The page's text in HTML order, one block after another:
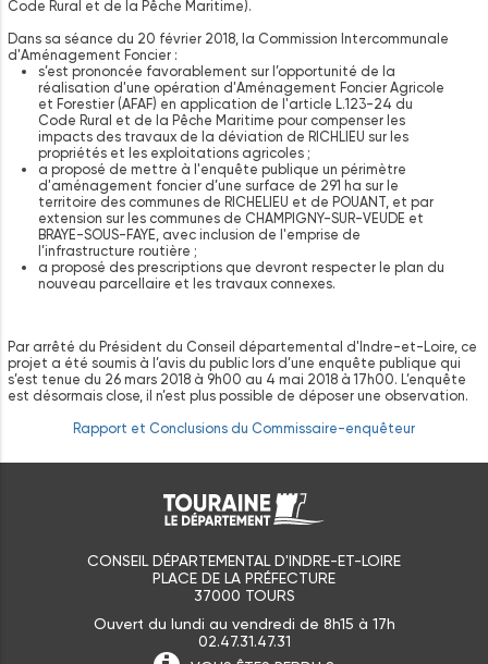
Code Rural et de la Pêche Maritime).
Dans sa séance du 20 février 2018, la Commission Intercommunale
d'Aménagement Foncier :
s’est prononcée favorablement sur l’opportunité de la
réalisation d'une opération d'Aménagement Foncier Agricole
et Forestier (AFAF) en application de l'article L.123-24 du
Code Rural et de la Pêche Maritime pour compenser les
impacts des travaux de la déviation de RICHLIEU sur les
propriétés et les exploitations agricoles ;
a proposé de mettre à l'enquête publique un périmètre
d'aménagement foncier d’une surface de 291 ha sur le
territoire des communes de RICHELIEU et de POUANT, et par
extension sur les communes de CHAMPIGNY-SUR-VEUDE et
BRAYE-SOUS-FAYE, avec inclusion de l'emprise de
l’infrastructure routière ;
a proposé des prescriptions que devront respecter le plan du
nouveau parcellaire et les travaux connexes.
Par arrêté du Président du Conseil départemental d'Indre-et-Loire, ce
projet a été soumis à l’avis du public lors d’une enquête publique qui
s’est tenue du 26 mars 2018 à 9h00 au 4 mai 2018 à 17h00. L’enquête
est désormais close, il n’est plus possible de déposer une observation.
Rapport et Conclusions du Commissaire-enquêteur
CONSEIL DÉPARTEMENTAL D'INDRE-ET-LOIRE
PLACE DE LA PRÉFECTURE
37000 TOURS
Ouvert du lundi au vendredi de 8h15 à 17h
02.47.31.47.31